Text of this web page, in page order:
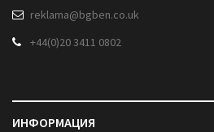
reklama@bgben.co.uk
+44(0)20 3411 0802
ИНФОРМАЦИЯ